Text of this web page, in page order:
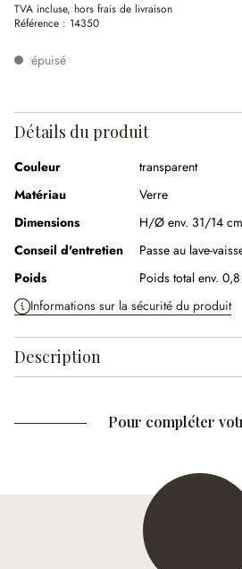
TVA incluse, hors frais de livraison
Référence : 14350
épuisé
Détails du produit
Couleur
transparent
Matériau
Verre
Dimensions
H/Ø env. 31/14 cm
Conseil d'entretien
Passe au lave-
Poids
Poids total env.
Informations sur la sécurité du produit
Description
Pour compléter